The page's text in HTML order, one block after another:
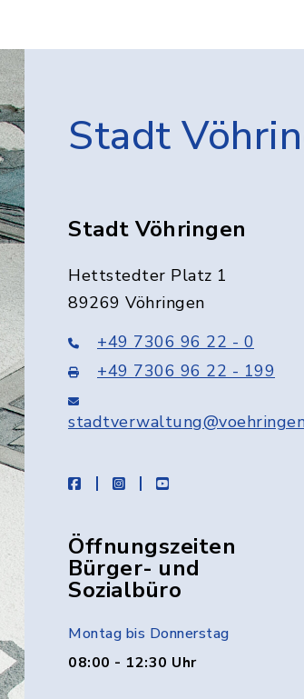
Stadt
Stadt Vöhringen
Hettstedter Platz 1
89269 Vöhringen
+49 7306 96 22 - 0
+49 7306 96 22 - 199
facebookinstagramyoutube
Öffnungszeiten
Bürger- und
Sozialbüro
Montag bis Donnerstag
08:00 - 12:30 Uhr